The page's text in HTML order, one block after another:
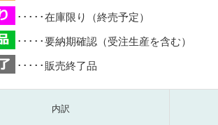
･････在庫限り（終売予定）
･････要納期確認（受注生産を含む）
･････販売終了品
内訳